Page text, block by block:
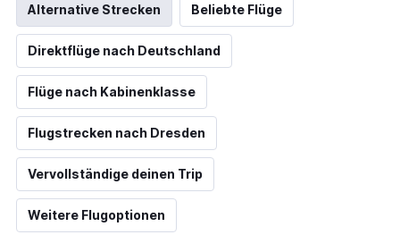
Alternative Strecken Beliebte Flüge
Direktflüge nach Deutschland
Flüge nach Kabinenklasse
Flugstrecken nach Dresden
Vervollständige deinen Trip
Weitere Flugoptionen